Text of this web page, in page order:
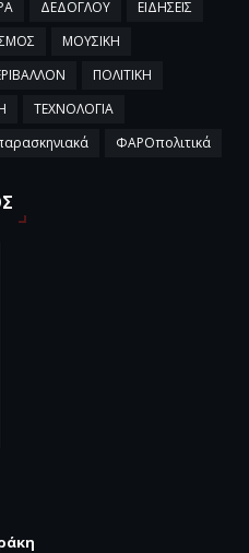
ΔΕΔΟΓΛΟΥ
ΕΙΔΗΣΕΙΣ
ΜΟΥΣΙΚΗ
ΠΟΛΙΤΙΚΗ
ΤΕΧΝΟΛΟΓΙΑ
ΦΑΡΟπολιτικά